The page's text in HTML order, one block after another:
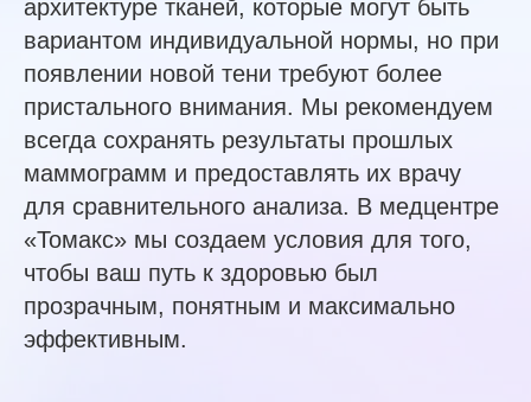
архитектуре тканей, которые могут быть
вариантом индивидуальной нормы, но при
появлении новой тени требуют более
пристального внимания. Мы рекомендуем
всегда сохранять результаты прошлых
маммограмм и предоставлять их врачу
для сравнительного анализа. В медцентре
«Томакс» мы создаем условия для того,
чтобы ваш путь к здоровью был
прозрачным, понятным и максимально
эффективным.